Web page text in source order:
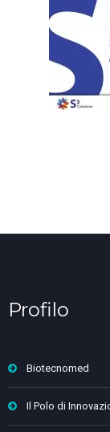
Profilo
Biotecnomed
Il Polo di